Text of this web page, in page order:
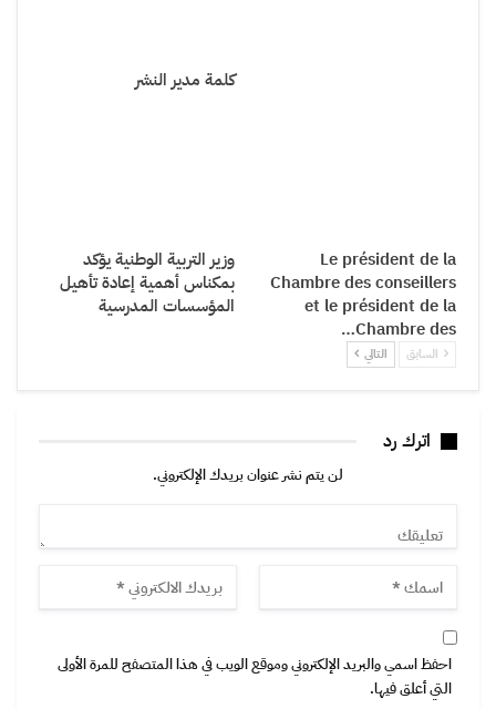
كلمة مدير النشر
Le président de la
Chambre des conseillers
et le président de la
Chambre des…
وزير التربية الوطنية يؤكد
بمكناس أهمية إعادة تأهيل
المؤسسات المدرسية
السابق التالي
اترك رد
لن يتم نشر عنوان بريدك الإلكتروني.
احفظ اسمي والبريد الإلكتروني وموقع الويب في هذا المتصفح للمرة الأولى
التي أعلق فيها.